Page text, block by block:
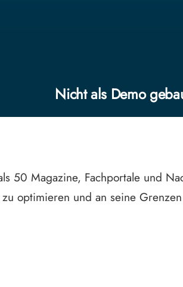
Nicht als Demo
50 Magazine, Fachportale und
optimieren und an seine